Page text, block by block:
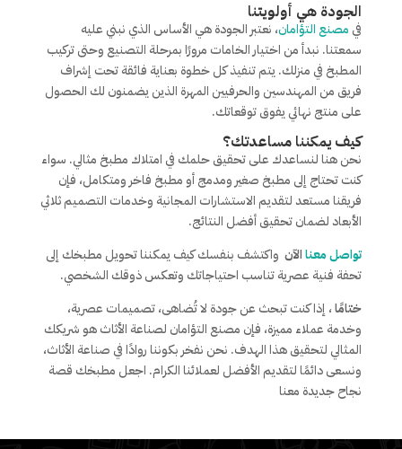
الجودة هي أولويتنا
في مصنع التؤامان، نعتبر الجودة هي الأساس الذي نبني عليه
سمعتنا. نبدأ من اختيار الخامات مرورًا بمرحلة التصنيع وحتى تركيب
المطبخ في منزلك. يتم تنفيذ كل خطوة بعناية فائقة تحت إشراف
فريق من المهندسين والحرفيين المهرة الذين يضمنون لك الحصول
على منتج نهائي يفوق توقعاتك.
كيف يمكننا مساعدتك؟
نحن هنا لنساعدك على تحقيق حلمك في امتلاك مطبخ مثالي. سواء
كنت تحتاج إلى مطبخ صغير ومدمج أو مطبخ فاخر ومتكامل، فإن
فريقنا مستعد لتقديم الاستشارات المجانية وخدمات التصميم ثلاثي
الأبعاد لضمان تحقيق أفضل النتائج.
تواصل معناالآن واكتشف بنفسك كيف يمكننا تحويل مطبخك إلى
تحفة فنية عصرية تناسب احتياجاتك وتعكس ذوقك الشخصي.
ختامًا، إذا كنت تبحث عن جودة لا تُضاهى، تصميمات عصرية،
وخدمة عملاء مميزة، فإن مصنع التؤامان لصناعة الأثاث هو شريكك
المثالي لتحقيق هذا الهدف. نحن نفخر بكوننا روادًا في صناعة الأثاث،
ونسعى دائمًا لتقديم الأفضل لعملائنا الكرام. اجعل مطبخك قصة
نجاح جديدة معنا